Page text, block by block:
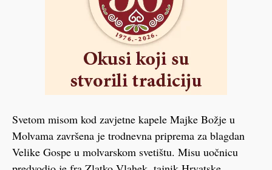
Svetom misom kod zavjetne kapele Majke Božje u
Molvama završena je trodnevna priprema za blagdan
Velike Gospe u molvarskom svetištu. Misu uočnicu